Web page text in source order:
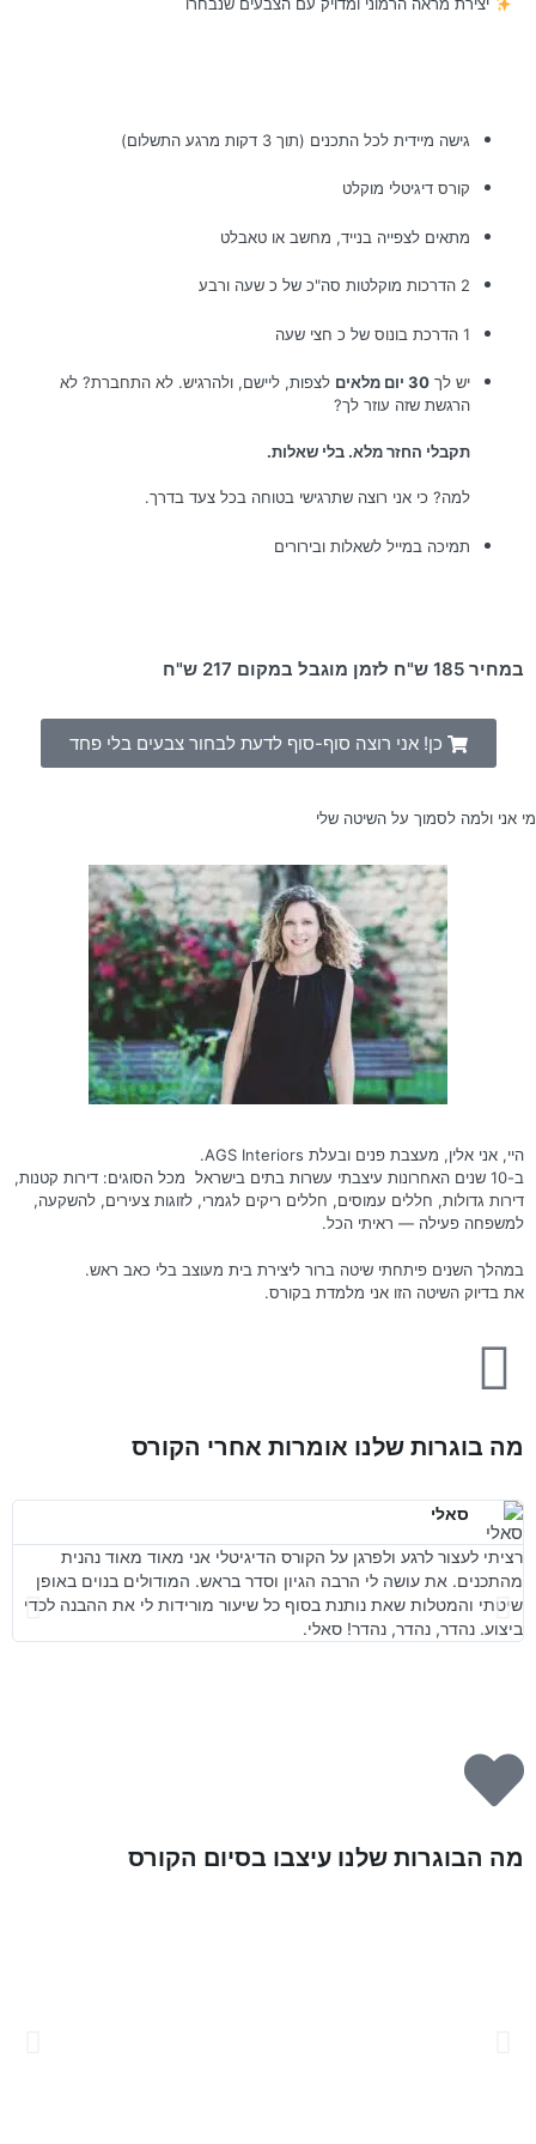
יצירת מראה הרמוני ומדויק עם הצבעים שנבחרו
גישה מיידית לכל התכנים (תוך 3 דקות מרגע התשלום)
קורס דיגיטלי מוקלט
מתאים לצפייה בנייד, מחשב או טאבלט
2 הדרכות מוקלטות סה"כ של כ שעה ורבע
1 הדרכת בונוס של כ חצי שעה
יש לך 30 יום מלאים
לצפות, ליישם, ולהרגיש. לא התחברת? לא
הרגשת שזה עוזר לך?
תקבלי החזר מלא. בלי שאלות.
למה? כי אני רוצה שתרגישי בטוחה בכל צעד בדרך.
תמיכה במייל לשאלות ובירורים
במחיר 185 ש"ח לזמן מוגבל במקום 217 ש"ח
כן! אני רוצה סוף-סוף לדעת לבחור צבעים בלי פחד
מי אני ולמה לסמוך על השיטה שלי
היי, אני אלין, מעצבת פנים ובעלת AGS Interiors.
ב-10 שנים האחרונות עיצבתי עשרות בתים בישראל מכל הסוגים: דירות קטנות,
דירות גדולות, חללים עמוסים, חללים ריקים לגמרי, לזוגות צעירים, להשקעה,
למשפחה פעילה — ראיתי הכל.
במהלך השנים פיתחתי שיטה ברור ליצירת בית מעוצב בלי כאב ראש.
את בדיוק השיטה הזו אני מלמדת בקורס.
מה בוגרות שלנו אומרות אחרי הקורס
סאלי
רציתי לעצור לרגע ולפרגן על הקורס הדיגיטלי אני מאוד מאוד נהנית
מהתכנים. את עושה לי הרבה הגיון וסדר בראש. המודולים בנוים באופן
שיטתי והמטלות שאת נותנת בסוף כל שיעור מורידות לי את ההבנה לכדי
ביצוע. נהדר, נהדר, נהדר! סאלי.​
מה הבוגרות שלנו עיצבו בסיום הקורס